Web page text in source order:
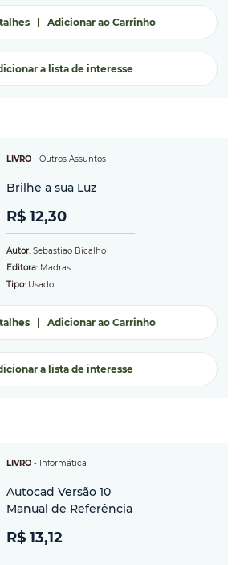
| Adicionar ao Carrinho
a lista de interesse
LIVRO - Outros Assuntos
Brilhe a sua Luz
R$ 12,30
Autor: Sebastiao Bicalho
Editora: Madras
Tipo: Usado
| Adicionar ao Carrinho
a lista de interesse
LIVRO - Informática
Autocad Versão 10
Manual de Referência
R$ 13,12